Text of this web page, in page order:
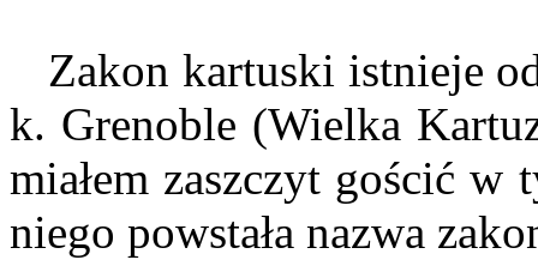
Zakon kartuski istnieje
k. Grenoble (Wielka
miałem zaszczyt gościć
niego powstała nazwa